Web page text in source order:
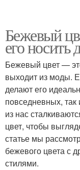
Бежевый
его носить
Бежевый цвет —
выходит из моды.
делают его
повседневных,
из нас
цвет, чтобы
статье мы
бежевого цвета с
стилями.